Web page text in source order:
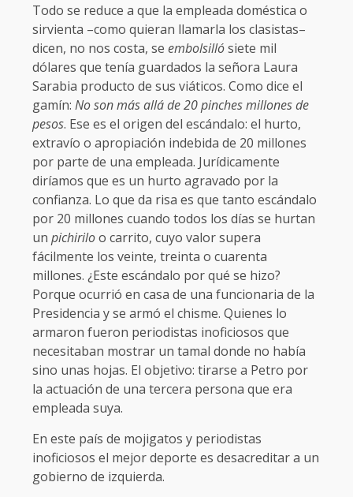
Todo se reduce a que la empleada doméstica o
sirvienta –como quieran llamarla los clasistas–
dicen, no nos costa, se embolsillósiete mil
dólares que tenía guardados la señora Laura
Sarabia producto de sus viáticos. Como dice el
gamín: No son más allá de 20 pinches millones de
pesos. Ese es el origen del escándalo: el hurto,
extravío o apropiación indebida de 20 millones
por parte de una empleada. Jurídicamente
diríamos que es un hurto agravado por la
confianza. Lo que da risa es que tanto escándalo
por 20 millones cuando todos los días se hurtan
un pichiriloo carrito, cuyo valor supera
fácilmente los veinte, treinta o cuarenta
millones. ¿Este escándalo por qué se hizo?
Porque ocurrió en casa de una funcionaria de la
Presidencia y se armó el chisme. Quienes lo
armaron fueron periodistas inoficiosos que
necesitaban mostrar un tamal donde no había
sino unas hojas. El objetivo: tirarse a Petro por
la actuación de una tercera persona que era
empleada suya.
En este país de mojigatos y periodistas
inoficiosos el mejor deporte es desacreditar a un
gobierno de izquierda.